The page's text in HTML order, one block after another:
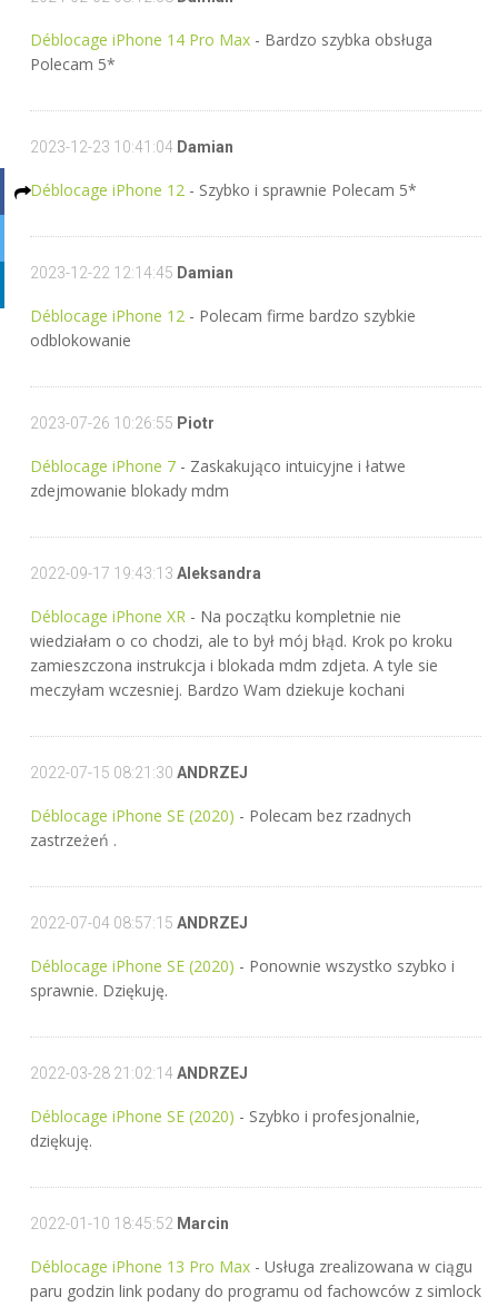
Déblocage iPhone 14 Pro Max - Bardzo szybka obsługa
Polecam 5*
2023-12-23 10:41:04 Damian
Déblocage iPhone 12 - Szybko i sprawnie Polecam 5*
2023-12-22 12:14:45 Damian
Déblocage iPhone 12 - Polecam firme bardzo szybkie
odblokowanie
2023-07-26 10:26:55 Piotr
Déblocage iPhone 7 - Zaskakująco intuicyjne i łatwe
zdejmowanie blokady mdm
2022-09-17 19:43:13 Aleksandra
Déblocage iPhone XR - Na początku kompletnie nie
wiedziałam o co chodzi, ale to był mój błąd. Krok po kroku
zamieszczona instrukcja i blokada mdm zdjeta. A tyle sie
meczyłam wczesniej. Bardzo Wam dziekuje kochani
2022-07-15 08:21:30 ANDRZEJ
Déblocage iPhone SE (2020) - Polecam bez rzadnych
zastrzeżeń .
2022-07-04 08:57:15 ANDRZEJ
Déblocage iPhone SE (2020) - Ponownie wszystko szybko i
sprawnie. Dziękuję.
2022-03-28 21:02:14ANDRZEJ
Déblocage iPhone SE (2020) - Szybko i profesjonalnie,
dziękuję.
2022-01-10 18:45:52 Marcin
Déblocage iPhone 13 Pro Max - Usługa zrealizowana w ciągu
paru godzin link podany do programu od fachowców z simlock